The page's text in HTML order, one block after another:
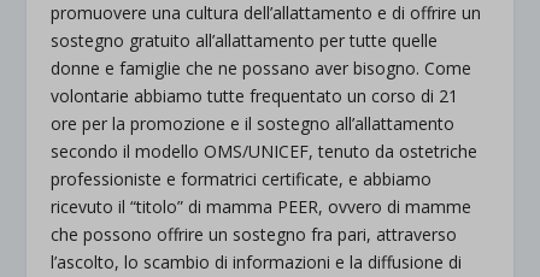
promuovere una cultura dell’allattamento e di offrire un
sostegno gratuito all’allattamento per tutte quelle
donne e famiglie che ne possano aver bisogno. Come
volontarie abbiamo tutte frequentato un corso di 21
ore per la promozione e il sostegno all’allattamento
secondo il modello OMS/UNICEF, tenuto da ostetriche
professioniste e formatrici certificate, e abbiamo
ricevuto il “titolo” di mamma PEER, ovvero di mamme
che possono offrire un sostegno fra pari, attraverso
l’ascolto, lo scambio di informazioni e la diffusione di